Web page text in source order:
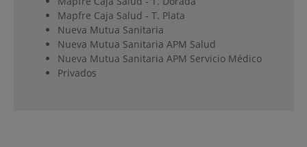
Mapfre Caja Salud - T. Plata
Nueva Mutua Sanitaria
Nueva Mutua Sanitaria APM Salud
Nueva Mutua Sanitaria APM Servicio Médico
Privados